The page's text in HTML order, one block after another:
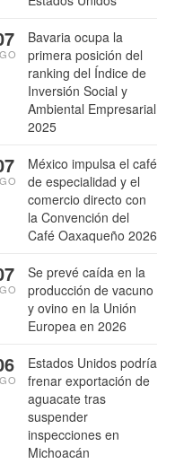
Bavaria ocupa la
primera posición del
ranking del Índice de
Inversión Social y
Ambiental Empresarial
2025
México impulsa el café
de especialidad y el
comercio directo con
la Convención del
Café Oaxaqueño 2026
Se prevé caída en la
producción de vacuno
y ovino en la Unión
Europea en 2026
Estados Unidos podría
frenar exportación de
aguacate tras
suspender
inspecciones en
Michoacán